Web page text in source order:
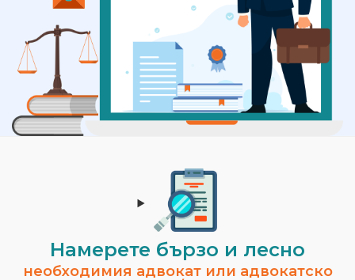
Намерете бързо и лесно
необходимия адвокат или адвокатско